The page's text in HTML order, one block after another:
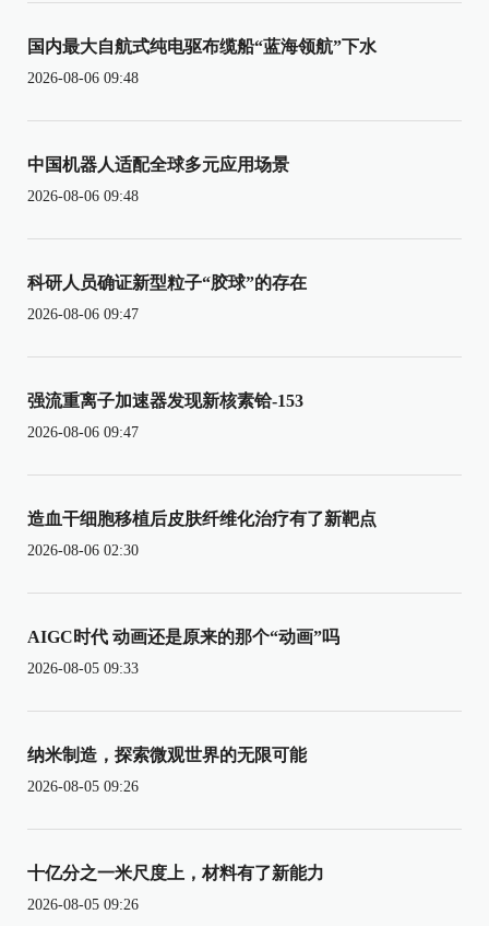
国内最大自航式纯电驱布缆船“蓝海领航”下水
2026-08-06 09:48
中国机器人适配全球多元应用场景
2026-08-06 09:48
科研人员确证新型粒子“胶球”的存在
2026-08-06 09:47
强流重离子加速器发现新核素铪-153
2026-08-06 09:47
造血干细胞移植后皮肤纤维化治疗有了新靶点
2026-08-06 02:30
AIGC时代 动画还是原来的那个“动画”吗
2026-08-05 09:33
纳米制造，探索微观世界的无限可能
2026-08-05 09:26
十亿分之一米尺度上，材料有了新能力
2026-08-05 09:26